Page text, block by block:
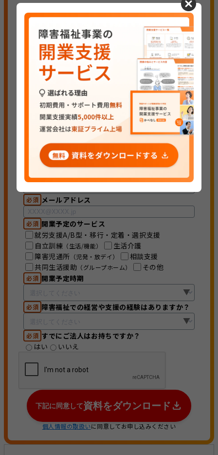
姓 必須
必須 電話番号
必須 メールアドレス
必須 開業予定のサービス
就労支援A/B型・移行・定着・選択支援
自立訓練 （生活/機能）
生活介護
障害児通所 （児発・放デイ）
相談支援
共同生活援助 （グループホーム） その他
必須 開業予定時期
必須 障害福祉での経営や支援の経験はありますか？
必須 すでにご法人はお持ちですか？
はい
いいえ
下記に同意して資料をダウンロード
個人情報の取扱いに同意してお申し込みください